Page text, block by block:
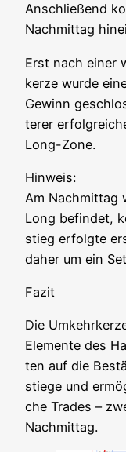
Anschlie­ßend
Nach­mit­tag
Erst nach einer
ker­ze wur­de
Gewinn
te­rer
Long-Zone.
Hin­weis:
Am Nach­mit­tag
Long befin­det,
stieg erfolg­te
daher um ein
Fazit
Die
Ele­men­te des
ten auf die
stie­ge und
che Trades –
Nachmittag.